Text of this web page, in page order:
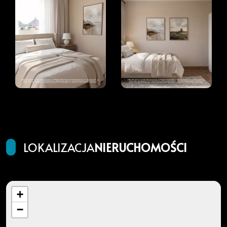
LOKALIZACJANIERUCHOMOŚCI
+
−